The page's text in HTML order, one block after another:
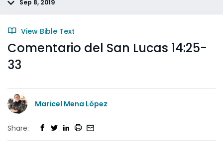
Sep 8, 2019
View Bible Text
Comentario del San Lucas 14:25-
33
Maricel Mena López
Share: